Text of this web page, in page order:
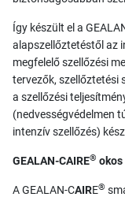
Így készült el a
alapszellőztetéstől az
megfelelő szellőzési
tervezők, szellőztetési
a szellőzési
(nedvességvédelmen
intenzív szellőzés)
GEALAN-CAIRE®
A GEALAN-CAIRE®